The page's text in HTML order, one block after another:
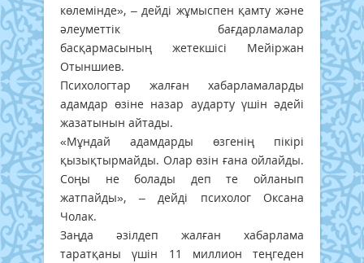
көлемінде», – дейді жұмыспен қамту және
әлеуметтік бағдарламалар
басқармасының жетекшісі Мейіржан
Отыншиев.
Психологтар жалған хабарламаларды
адамдар өзіне назар аударту үшін әдейі
жазатынын айтады.
«Мұндай адамдарды өзгенің пікірі
қызықтырмайды. Олар өзін ғана ойлайды.
Соңы не болады деп те ойланып
жатпайды», – дейді психолог Оксана
Чолак.
Заңда әзілдеп жалған хабарлама
таратқаны үшін 11 миллион теңгеден